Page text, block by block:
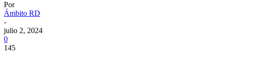
Por
Ámbito RD
-
julio 2, 2024
0
145